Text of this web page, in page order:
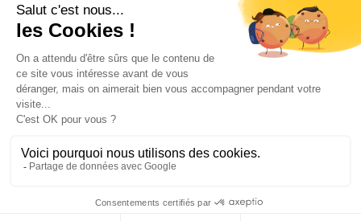
INFORMATIONS
Contact
CONDITIONS
Paiement sécurisé
Livraison et retour
Politique de confidentialité